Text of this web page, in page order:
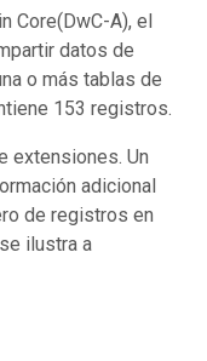
Core(DwC-A), el
datos de
o más tablas de
153 registros.
extensiones. Un
adicional
de registros en
ilustra a